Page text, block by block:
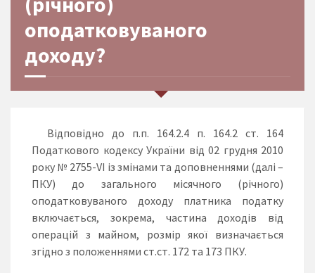
оподатковуваного
доходу?
Відповідно до п.п. 164.2.4 п. 164.2 ст. 164
Податкового кодексу України від 02 грудня 2010
року № 2755-VI із змінами та доповненнями (далі –
ПКУ) до загального місячного (річного)
оподатковуваного доходу платника податку
включається, зокрема, частина доходів від
операцій з майном, розмір якої визначається
згідно з положеннями ст.ст. 172 та 173 ПКУ.